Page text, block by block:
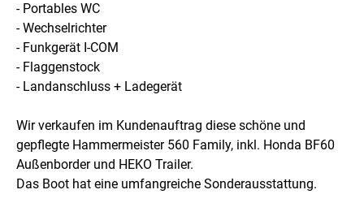
- Portables WC
- Wechselrichter
- Funkgerät I-COM
- Flaggenstock
- Landanschluss + Ladegerät
Wir verkaufen im Kundenauftrag diese schöne und
gepflegte Hammermeister 560 Family, inkl. Honda BF60
Außenborder und HEKO Trailer.
Das Boot hat eine umfangreiche Sonderausstattung.